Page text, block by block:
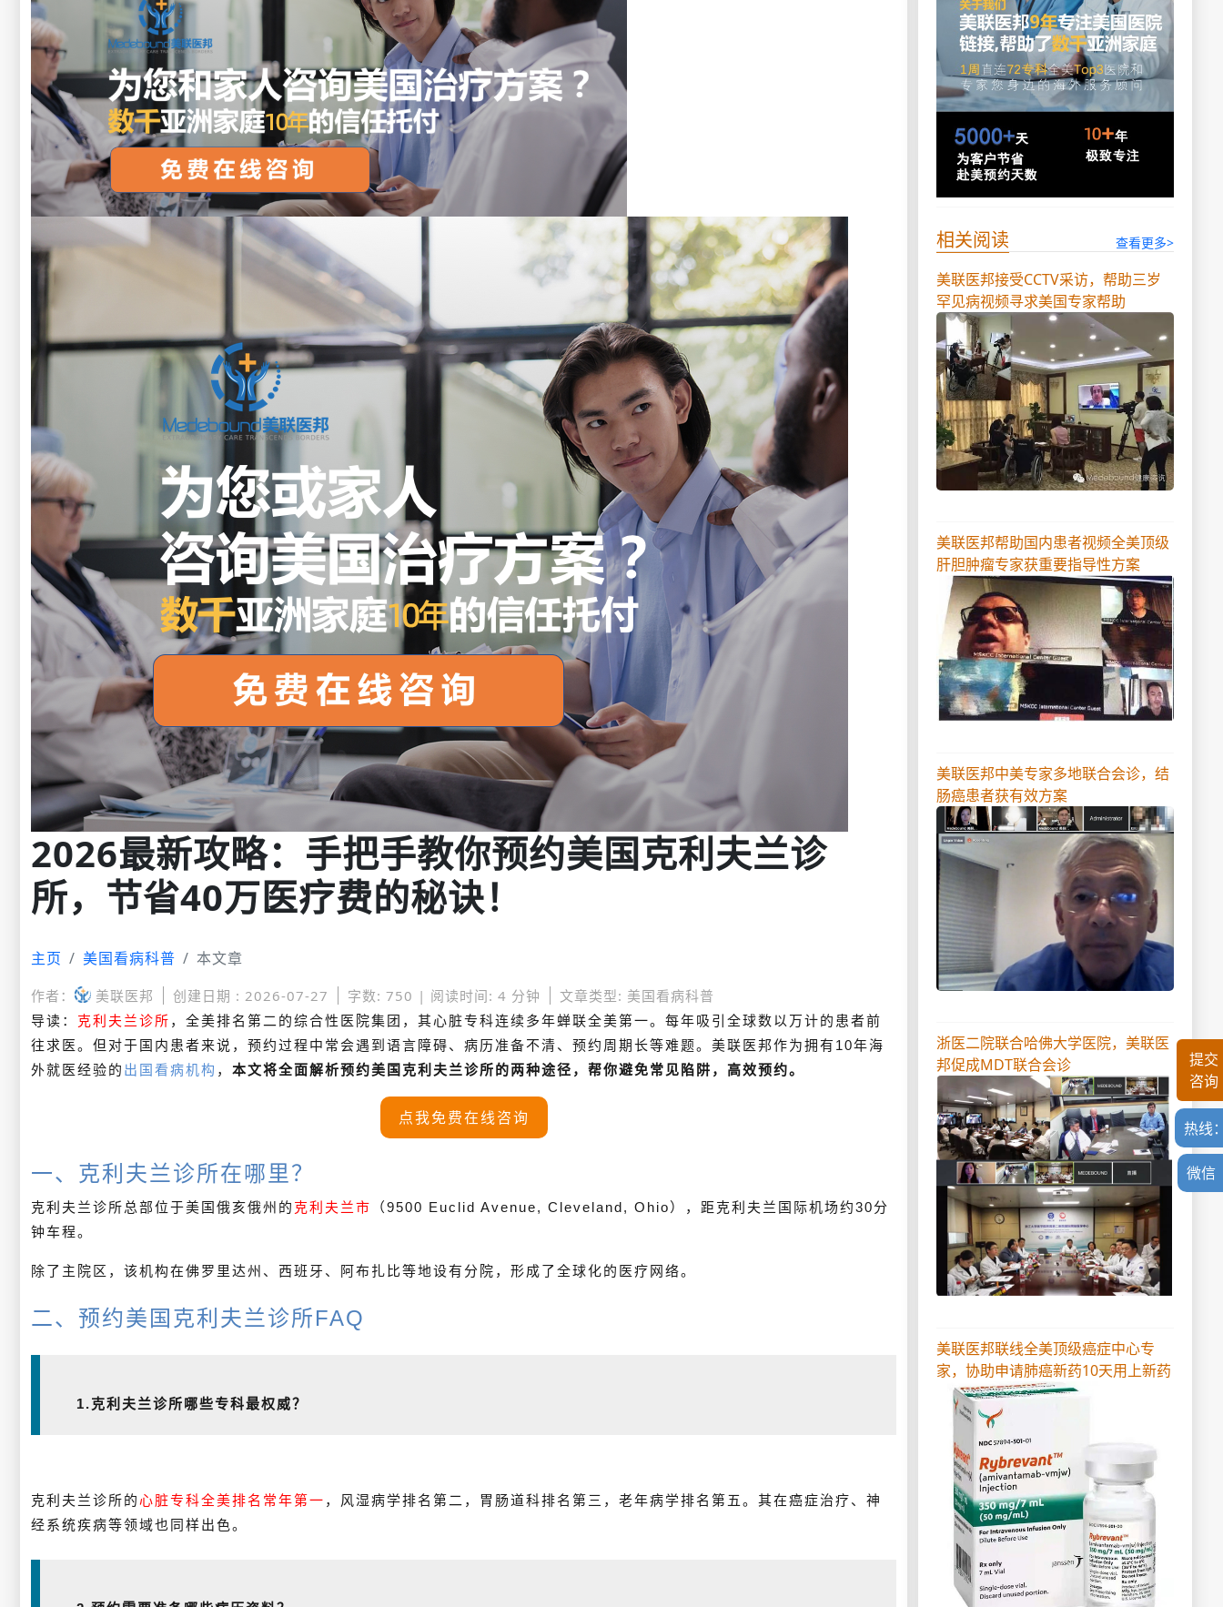
2026最新攻略：手把手教你预约美国克利夫兰诊
所，节省40万医疗费的秘诀！
主页 美国看病科普 本文章
作者： 美联医邦 创建日期 : 2026-07-27 字数: 750 | 阅读时间: 4 分钟 文章类型: 美国看病科普
导读： 克利夫兰诊所 ，全美排名第二的综合性医院集团，其心脏专科连续多年蝉联全美第一。每年吸引全球数以万计的患者前
往求医。但对于国内患者来说，预约过程中常会遇到语言障碍、病历准备不清、预约周期长等难题。 美联医邦作为拥有10年海
外就医经验的 出国看病机构 ， 本文将全面解析预约美国克利夫兰诊所的两种途径，帮你避免常见陷阱，高效预约。
点我免费在线咨询
一、克利夫兰诊所在哪里？
克利夫兰诊所总部位于美国俄亥俄州的 克利夫兰市
（9500 Euclid Avenue, Cleveland, Ohio），距克利夫兰国际机场约30分
钟车程。
除了主院区，该机构在佛罗里达州、西班牙、阿布扎比等地设有分院，形成了全球化的医疗网络。
二、预约美国克利夫兰诊所FAQ
1.克利夫兰诊所哪些专科最权威？
克利夫兰诊所的心脏专科全美排名常年第一 ，风湿病学排名第二，胃肠道科排名第三，老年病学排名第五。其在癌症治疗、神
经系统疾病等领域也同样出色。
相关阅读 查看更多>
美联医邦接受CCTV采访，帮助三岁
罕见病视频寻求美国专家帮助
美联医邦帮助国内患者视频全美顶级
肝胆肿瘤专家获重要指导性方案
美联医邦中美专家多地联合会诊，结
肠癌患者获有效方案
浙医二院联合哈佛大学医院，美联医
邦促成MDT联合会诊
美联医邦联线全美顶级癌症中心专
家，协助申请肺癌新药10天用上新药
热线
微信
提交
咨询